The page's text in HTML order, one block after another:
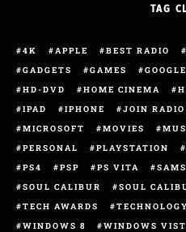
TAG
4K APPLE BEST RADIO
GADGETS
GAMES GOOGLE
HD-DVD
HOME CINEMA
IPAD
IPHONE JOIN RADIO
MICROSOFT
MOVIES
PERSONAL
PLAYSTATION
PS4
PSP PS VITA
SOUL CALIBUR
SOUL
TECH AWARDS
WINDOWS 8
WINDOWS